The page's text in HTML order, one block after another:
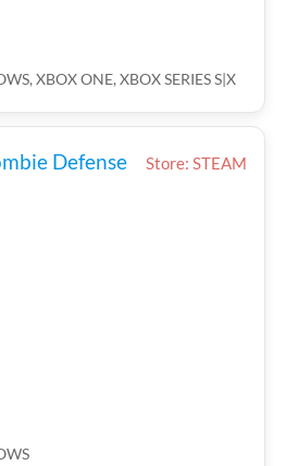
XBOX ONE, XBOX SERIES S|X
Defense Store: STEAM